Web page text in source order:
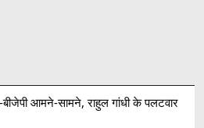
आमने-सामने, राहुल गांधी के पलटवार